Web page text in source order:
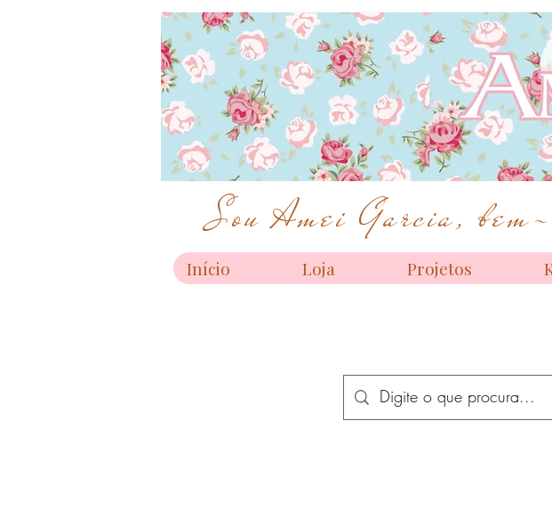
Sou Amei Garcia, bem-
Início Loja Projetos